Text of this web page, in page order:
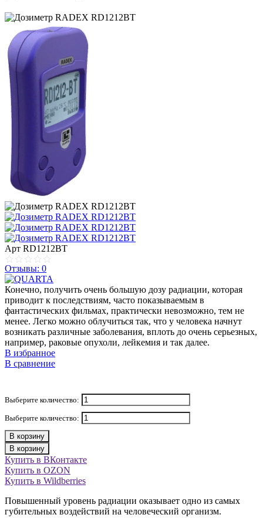
Арт RD1212BT
Отзывы: 0
Конечно, получить очень большую дозу радиации, которая
приводит к последствиям, часто показываемым в
фантастических фильмах, практически невозможно, тем не
менее. Легко можно облучиться так, что у человека начнут
возникать различные заболевания, вплоть до очень серьезных,
например, раковые опухоли, лейкемия и так далее.
В избранное
В сравнение
Выберите количество:
Выберите количество:
В корзину
В корзину
Купить в ВКонтакте
Купить в OZON
Купить в Wildberries
Повышенный уровень радиации оказывает одно из самых
губительных воздействий на человеческий организм.